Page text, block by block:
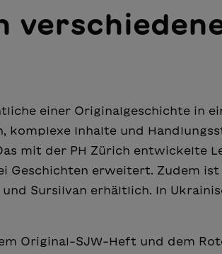
einer Originalgeschichte in
komplexe Inhalte und
mit der PH Zürich entwickelte
Geschichten erweitert. Zudem ist
Sursilvan erhältlich. In
Original-SJW-Heft und dem